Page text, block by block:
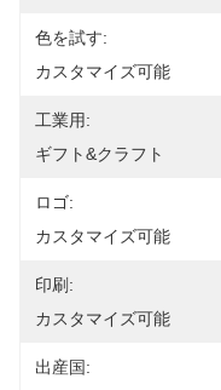
色を試す:
カスタマイズ可能
工業用:
ギフト&クラフト
ロゴ:
カスタマイズ可能
印刷:
カスタマイズ可能
出産国: